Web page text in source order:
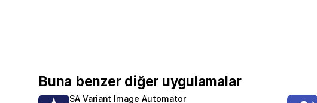
Buna benzer diğer uygulamalar
SA Variant Image Automator